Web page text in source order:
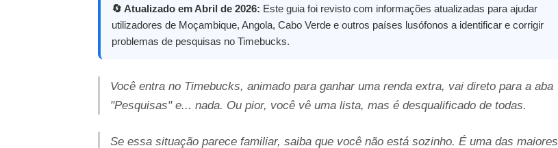
🔄 Atualizado em Abril de 2026: Este guia foi revisto com informações atualizadas para ajudar
utilizadores de Moçambique, Angola, Cabo Verde e outros países lusófonos a identificar e corrigir
problemas de pesquisas no Timebucks.
Você entra no Timebucks, animado para ganhar uma renda extra, vai direto para a aba
"Pesquisas" e... nada. Ou pior, você vê uma lista, mas é desqualificado de todas.
Se essa situação parece familiar, saiba que você não está sozinho. É uma das maiores